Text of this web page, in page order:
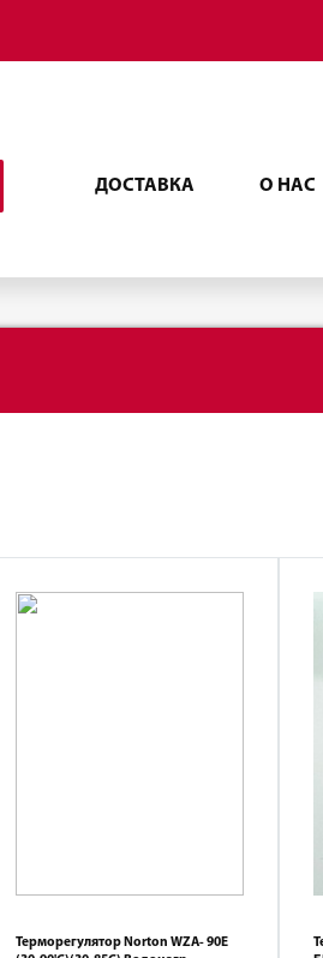
ДОСТАВКА О НАС
Терморегулятор Norton WZA- 90E